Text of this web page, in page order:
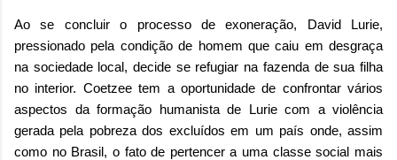
Ao se concluir o processo de exoneração, David Lurie,
pressionado pela condição de homem que caiu em desgraça
na sociedade local, decide se refugiar na fazenda de sua filha
no interior. Coetzee tem a oportunidade de confrontar vários
aspectos da formação humanista de Lurie com a violência
gerada pela pobreza dos excluídos em um país onde, assim
como no Brasil, o fato de pertencer a uma classe social mais